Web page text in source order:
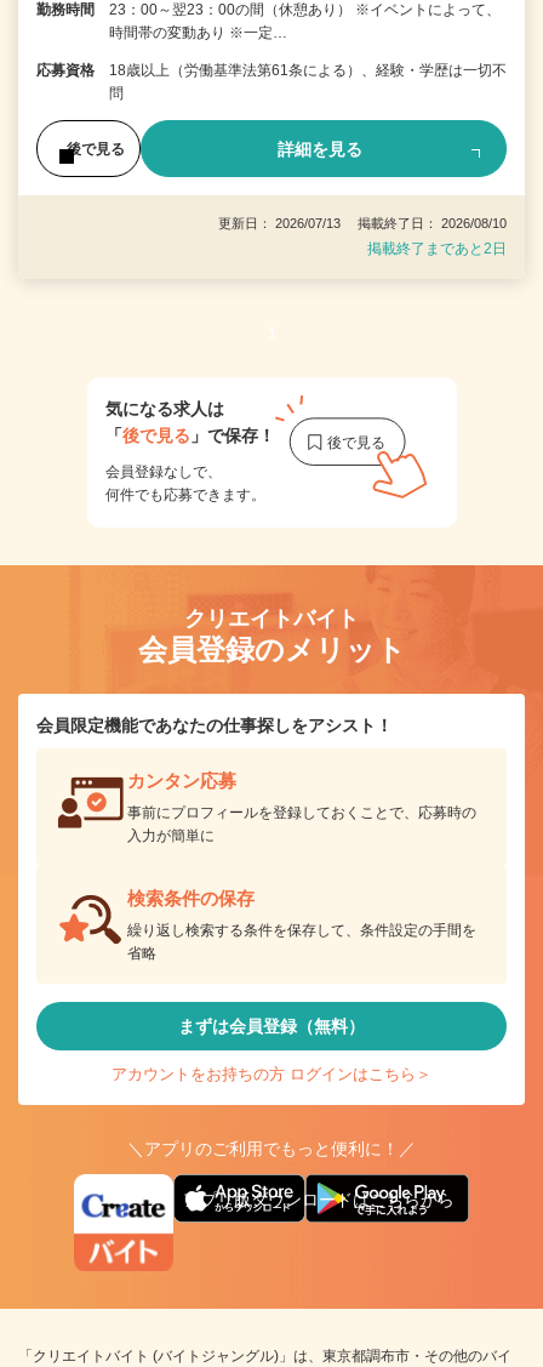
勤務時間
23：00～翌23：00の間（休憩あり） ※イベントによって、
時間帯の変動あり ※一定…
応募資格
18歳以上（労働基準法第61条による）、経験・学歴は一切不
問
後で見る 詳細を見る
更新日： 2026/07/13 掲載終了日： 2026/08/10
掲載終了まであと2日
1
気になる求人は
「後で見る 」で保存！
会員登録なしで、
何件でも応募できます。
クリエイトバイト
会員登録のメリット
会員限定機能であなたの仕事探しをアシスト！
カンタン応募
事前にプロフィールを登録しておくことで、応募時の
入力が簡単に
検索条件の保存
繰り返し検索する条件を保存して、条件設定の手間を
省略
まずは会員登録（無料）
アカウントをお持ちの方 ログインはこちら＞
＼アプリのご利用でもっと便利に！／
アプリ版ダウンロードはこちらから
「クリエイトバイト (バイトジャングル)」は、東京都調布市・その他のバイ